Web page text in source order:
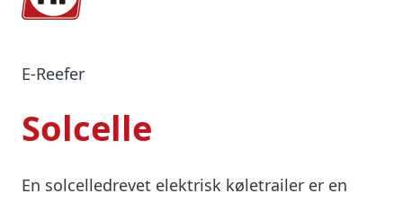
e-Reefer
Solcelle
En solcelledrevet elektrisk køletrailer er en